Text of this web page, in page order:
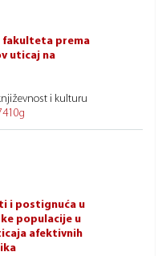
fakulteta prema
uticaj na
i kulturu
i postignuća u
populacije u
afektivnih